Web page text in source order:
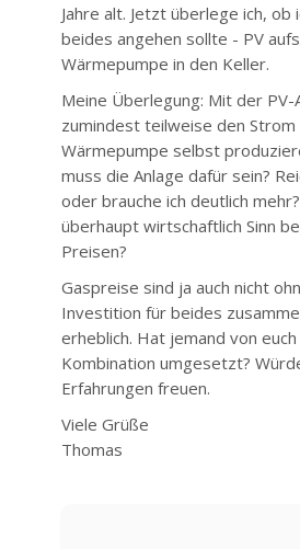
Jahre alt. Jetzt überlege ich, ob
beides angehen sollte - PV
Wärmepumpe in den Keller.
Meine Überlegung: Mit der PV-
zumindest teilweise den Strom
Wärmepumpe selbst
muss die Anlage dafür sein?
oder brauche ich deutlich
überhaupt wirtschaftlich Sinn
Preisen?
Gaspreise sind ja auch nicht
Investition für beides
erheblich. Hat jemand von
Kombination umgesetzt?
Erfahrungen freuen.
Viele Grüße
Thomas